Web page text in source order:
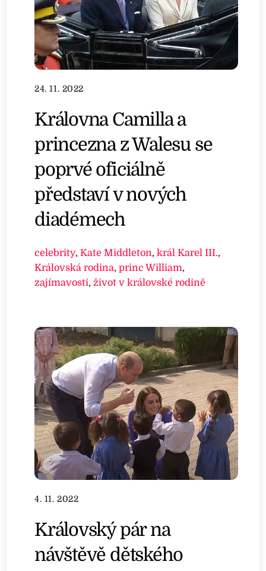
24. 11. 2022
Královna Camilla a
princezna z Walesu se
poprvé oficiálně
představí v nových
diadémech
celebrity,Kate Middleton,král Karel III.,
Královská rodina,princ William,
zajímavosti,život v královské rodině
4. 11. 2022
Královský pár na
návštěvě dětského